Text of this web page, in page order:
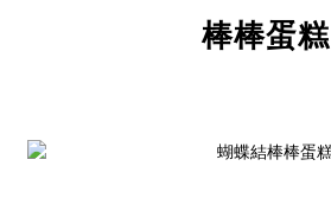
棒棒蛋糕